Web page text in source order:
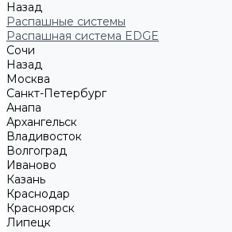
Назад
Распашные системы
Распашная система EDGE
Сочи
Назад
Москва
Санкт-Петербург
Анапа
Архангельск
Владивосток
Волгоград
Иваново
Казань
Краснодар
Красноярск
Липецк